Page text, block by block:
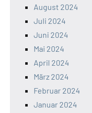
August 2024
Juli 2024
Juni 2024
Mai 2024
April 2024
März 2024
Februar 2024
Januar 2024